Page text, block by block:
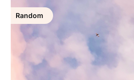
Random